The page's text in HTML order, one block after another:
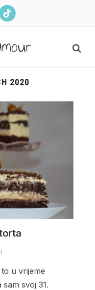
2020
u vrijeme
svoj 31.